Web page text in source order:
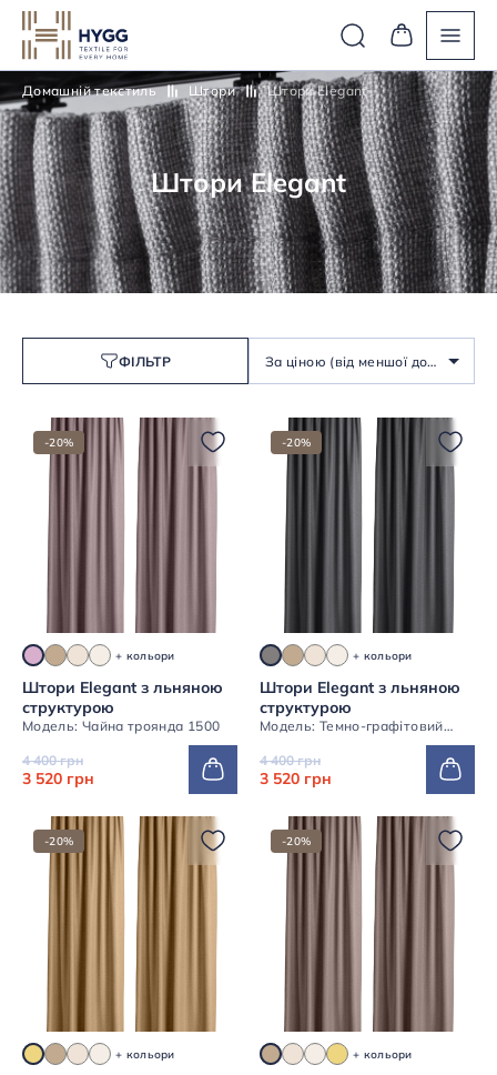
Домашній текстиль Штори Штори Elegant
Штори Elegant
ФІЛЬТР
За ціною (від меншої до
-20%
+ кольори
Штори Elegant з льняною
структурою
Модель: Чайна троянда 1500
4 400 грн
3 520 грн
-20%
+ кольори
Штори Elegant з льняною
структурою
Модель: Темно-графітовий
4 400 грн
3 520 грн
-20%
+ кольори
-20%
+ кольори